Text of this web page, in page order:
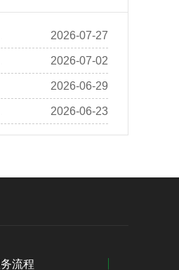
2026-07-27
2026-07-02
2026-06-29
2026-06-23
流程